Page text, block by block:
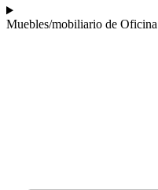
Muebles/mobiliario de Oficina